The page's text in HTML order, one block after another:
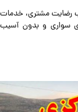
رضایت مشتری، خدمات
سواری و بدون آسیب